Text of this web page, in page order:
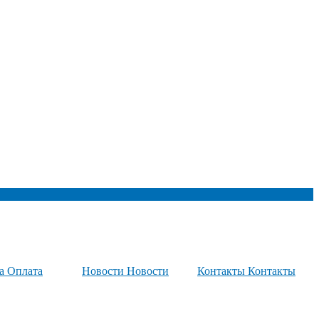
Оплата Новости Новости Контакты Контакты